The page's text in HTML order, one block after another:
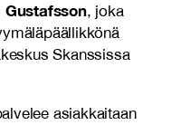
Gustafsson, joka
Skanssissa
asiakkaitaan